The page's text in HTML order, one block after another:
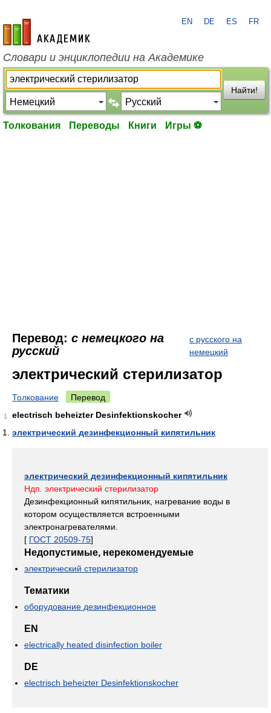
academic.ru
EN DE ES FR
Словари и энциклопедии на Академике
Найти!
Толкования Переводы Книги Игры ⚽
Перевод: с немецкого на
русский
с русского на
немецкий
электрический стерилизатор
Толкование Перевод
1
electrisch beheizter Desinfektionskocher
электрический дезинфекционный кипятильник
электрический дезинфекционный кипятильник
Ндп. электрический стерилизатор
Дезинфекционный кипятильник, нагревание воды в
котором осуществляется встроенными
электронагревателями.
[ ГОСТ 20509-75]
Недопустимые, нерекомендуемые
электрический стерилизатор
Тематики
оборудование дезинфекционное
EN
electrically heated disinfection boiler
DE
electrisch beheizter Desinfektionskocher